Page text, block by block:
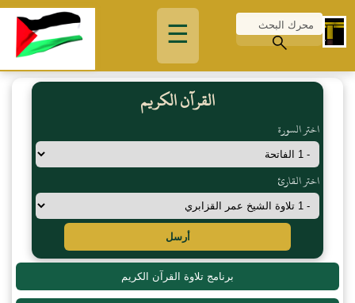
☰
القرآن الكريم
اختر السورة
اختر القارئ
أرسل
برنامج تلاوة القرآن الكريم